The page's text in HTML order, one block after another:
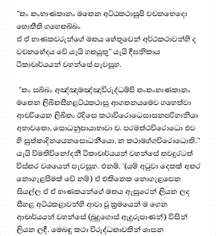
“තං තංභාණකානං මතෙන අට්‌ඨකථාසුපි වචනභෙදො
හොතීති ගහෙතබ්‌බං
ඒ ඒ භාණකවරුන්ගේ මතය හේතුවෙන් අර්ථකථාවන්හි ද
වචනභේදය වේ යැයි ගතයුතු” යැයි දීඝනිකාය
ටීකාචාර්යයන් වහන්සේ පැවසූහ.
“තං සබ්‌බං අඤ්‌ඤමඤ්‌ඤවිරුද්‌ධම්‌පි තංතංභාණකානං
මතෙන ලිඛිතසීහළට්‌ඨකථාසු ආගතනයමෙව ගහෙත්‌වා
ආචරියෙන ලිඛිතං ඊදිසෙ කථාවිරොධෙසාසනපරිහානියා
අභාවතො, සොධනුපායාභාවා ච. පරමත්‌ථවිරොධො එව
හි සුත්‌තාදිනයෙනසොධනීයො, න කථාමග්‌ගවිරොධොති.”
යැයි විමතිවිනෝදනී ටීකාචාර්යයන් වහන්සේ තවදුරටත්
විස්තර වශයෙන් පැවසූහ. එනම්, ‘(යම් අටුවා දෙකක් අතර
නොගැළපීමක් වේ නම්) ඒ එකිනෙක නොගැළපෙන
සියල්ල ඒ ඒ භාණකයන්ගේ මතය ඇසුරෙන් ලියන ලද
සීහළ අට්ඨකළාවන්හි ආවා වූ ක්‍රමයෙන් ම ගෙන
ආචාර්යයන් වහන්සේ (බුදුගොස් ඇදුරුපාණන්) විසින්
ලියන ලදී. මෙබඳු කථා විරුද්ධතාවකින් ශාසන